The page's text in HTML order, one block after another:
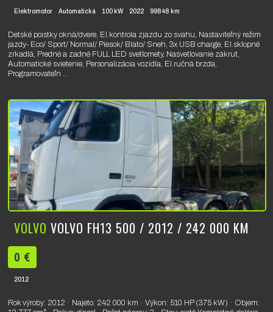
Elektromotor Automatická 100 kW 2022 99848 km
Detské poistky okná/dvere, El.kontrola zjazdu zo svahu, Nastaviteľný režim
jazdy- Eco/ Sport/ Normal/ Piesok/ Blato/ Sneh, 3x USB charge, El.sklopné
zrkadlá, Predné a zadné FULL LED svetlomety, Nasvetlovanie zákrut,
Automatické svietenie, Personalizácia vozidla, El.ručná brzda,
Programovateľn ...
VOLVO VOLVO FH13 500 / 2012 / 242 000 KM
0 €
2012
Rok výroby: 2012 · Najeto: 242 000 km · Výkon: 510 HP (375 kW) · Objem: